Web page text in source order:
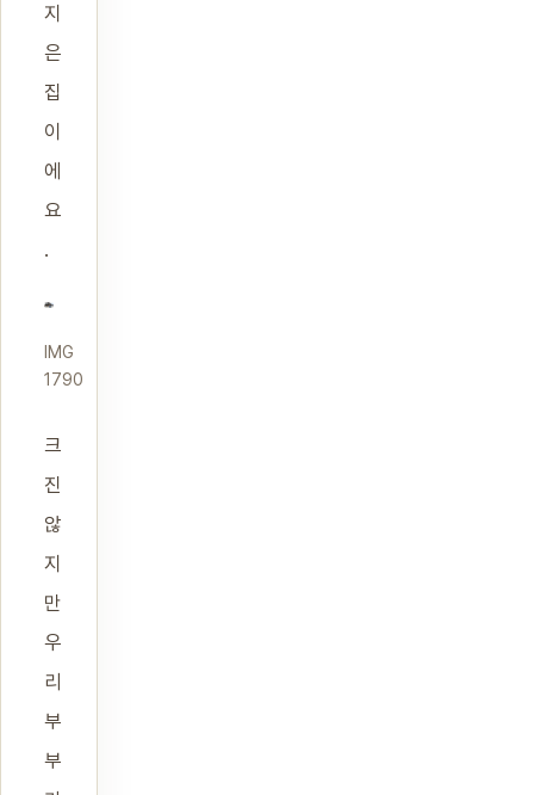
지
은
집
이
에
요
.
IMG
1790
크
진
않
지
만
우
리
부
부